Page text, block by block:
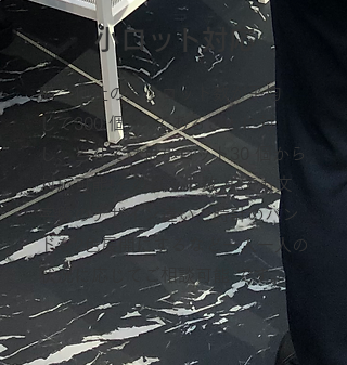
小ロット対応
競合他社の最小ロット数が平均
して300 個 〜 であることに対
し、当社では最小ロット30 個から
対応可能!そのロット数 中でも文
字盤のデザイン違い、時計のバン
ドを2色展開にするなど一人一人の
状況に応じてご相談可能 です。